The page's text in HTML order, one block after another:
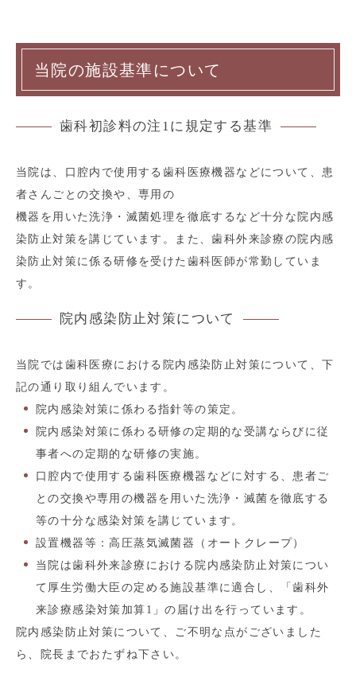
当院の施設基準について
歯科初診料の注1に規定する基準
当院は、口腔内で使用する歯科医療機器などについて、患
者さんごとの交換や、専用の
機器を用いた洗浄・滅菌処理を徹底するなど十分な院内感
染防止対策を講じています。また、歯科外来診療の院内感
染防止対策に係る研修を受けた歯科医師が常勤していま
す。
院内感染防止対策について
当院では歯科医療における院内感染防止対策について、下
記の通り取り組んでいます。
院内感染対策に係わる指針等の策定。
院内感染対策に係わる研修の定期的な受講ならびに従
事者への定期的な研修の実施。
口腔内で使用する歯科医療機器などに対する、患者ご
との交換や専用の機器を用いた洗浄・滅菌を徹底する
等の十分な感染対策を講じています。
設置機器等：高圧蒸気滅菌器（オートクレープ）
当院は歯科外来診療における院内感染防止対策につい
て厚生労働大臣の定める施設基準に適合し、「歯科外
来診療感染対策加算1」の届け出を行っています。
院内感染防止対策について、ご不明な点がございました
ら、院長までおたずね下さい。